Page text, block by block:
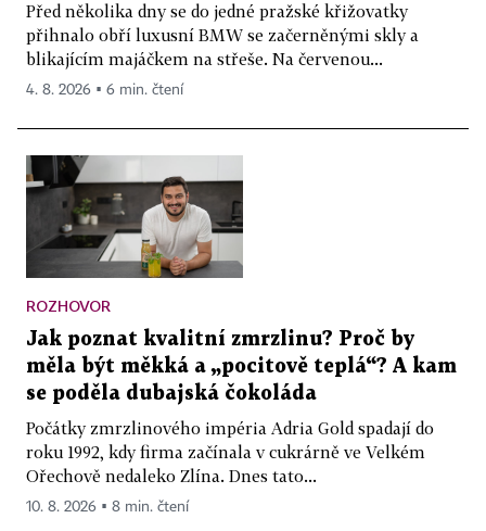
Před několika dny se do jedné pražské křižovatky
přihnalo obří luxusní BMW se začerněnými skly a
blikajícím majáčkem na střeše. Na červenou...
4. 8. 2026 ▪ 6 min. čtení
ROZHOVOR
Jak poznat kvalitní zmrzlinu? Proč by
měla být měkká a „pocitově teplá“? A kam
se poděla dubajská čokoláda
Počátky zmrzlinového impéria Adria Gold spadají do
roku 1992, kdy firma začínala v cukrárně ve Velkém
Ořechově nedaleko Zlína. Dnes tato...
10. 8. 2026 ▪ 8 min. čtení